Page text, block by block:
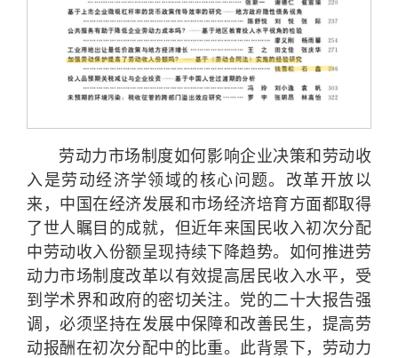
劳动力市场制度如何影响企业决策和劳动收
入是劳动经济学领域的核心问题。改革开放以
来，中国在经济发展和市场经济培育方面都取得
了世人瞩目的成就，但近年来国民收入初次分配
中劳动收入份额呈现持续下降趋势。如何推进劳
动力市场制度改革以有效提高居民收入水平，受
到学术界和政府的密切关注。党的二十大报告强
调，必须坚持在发展中保障和改善民生，提高劳
动报酬在初次分配中的比重。此背景下，劳动力